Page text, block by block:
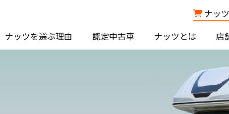
ナッツを選ぶ理由 認定中古車 ナッツとは 店
ナッ